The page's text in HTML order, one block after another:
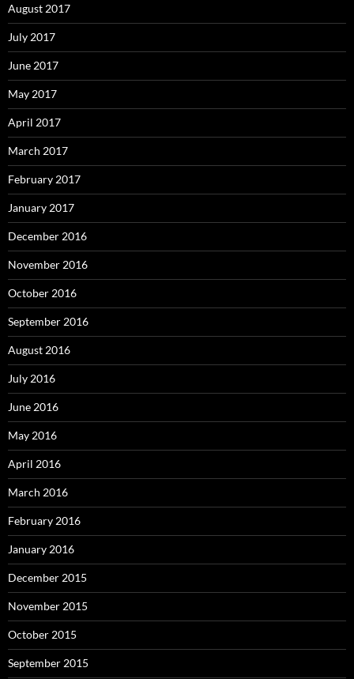
August 2017
July 2017
June 2017
May 2017
April 2017
March 2017
February 2017
January 2017
December 2016
November 2016
October 2016
September 2016
August 2016
July 2016
June 2016
May 2016
April 2016
March 2016
February 2016
January 2016
December 2015
November 2015
October 2015
September 2015